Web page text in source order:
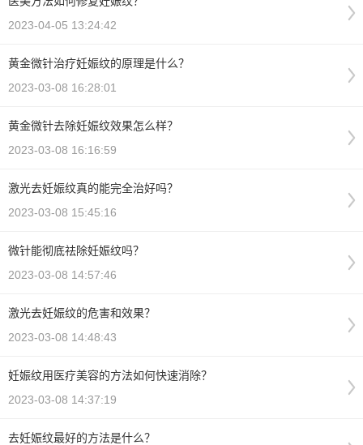
2023-04-05 13:24:42
黄金微针治疗妊娠纹的原理是什么？
2023-03-08 16:28:01
黄金微针去除妊娠纹效果怎么样？
2023-03-08 16:16:59
激光去妊娠纹真的能完全治好吗？
2023-03-08 15:45:16
微针能彻底祛除妊娠纹吗？
2023-03-08 14:57:46
激光去妊娠纹的危害和效果？
2023-03-08 14:48:43
妊娠纹用医疗美容的方法如何快速消除？
2023-03-08 14:37:19
去妊娠纹最好的方法是什么？